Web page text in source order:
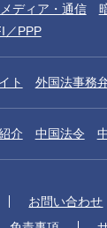
ディア・通信
／PPP
ト 外国法事務
介 中国法令
お問い合わせ